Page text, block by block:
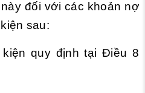
đối với các khoản nợ
sau:
quy định tại Điều 8